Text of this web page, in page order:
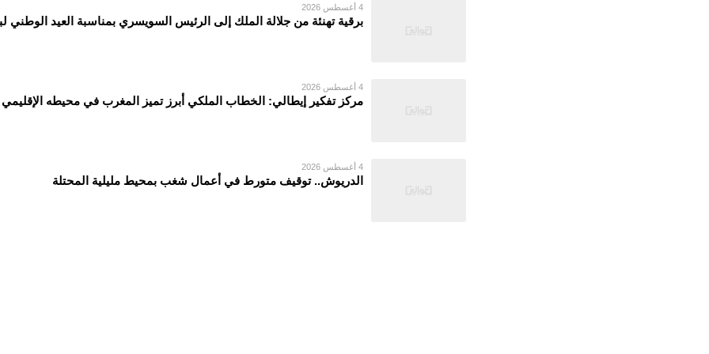
4 أغسطس 2026
برقية تهنئة من جلالة الملك إلى الرئيس السويسري بمناسبة العيد الوطني
4 أغسطس 2026
مركز تفكير إيطالي: الخطاب الملكي أبرز تميز المغرب في محيطه الإقليمي
4 أغسطس 2026
الدريوش.. توقيف متورط في أعمال شغب بمحيط مليلية المحتلة